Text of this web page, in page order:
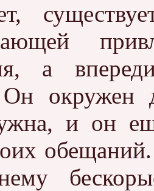
а
окружен
и он